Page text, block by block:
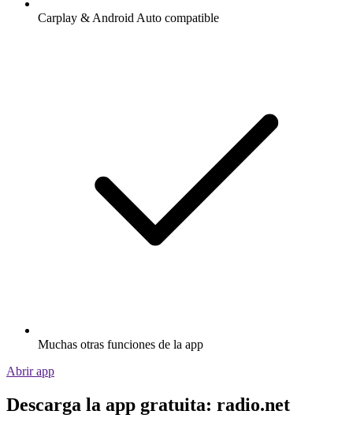
Carplay & Android Auto compatible
Muchas otras funciones de la app
Abrir app
Descarga la app gratuita: radio.net